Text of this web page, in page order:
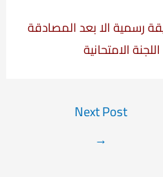
رسمية الا بعد المصادقة
الامتحانية
Next Post
→